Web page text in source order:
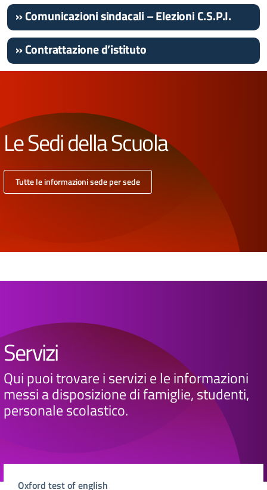
» Comunicazioni sindacali – Elezioni C.S.P.I.
» Contrattazione d’istituto
Le Sedi della Scuola
Tutte le informazioni sede per sede
Servizi
Qui puoi trovare i servizi e le informazioni
messi a disposizione di famiglie, studenti,
personale scolastico.
Oxford test of english